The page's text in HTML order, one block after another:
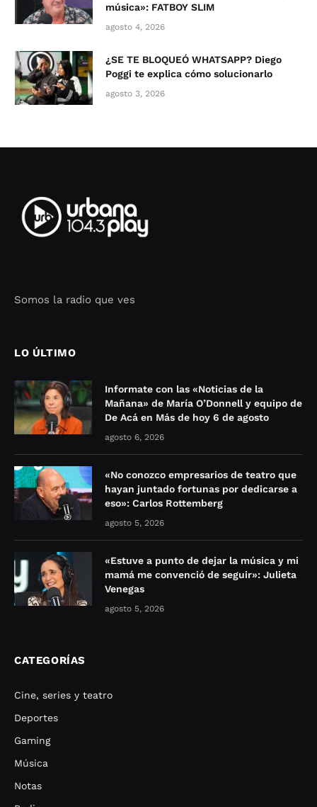
música»: FATBOY SLIM
agosto 4, 2026
¿SE TE BLOQUEÓ WHATSAPP? Diego
Poggi te explica cómo solucionarlo
agosto 3, 2026
Somos la radio que ves
LO ÚLTIMO
Informate con las «Noticias de la
Mañana» de María O’Donnell y equipo de
De Acá en Más de hoy 6 de agosto
agosto 6, 2026
«No conozco empresarios de teatro que
hayan juntado fortunas por dedicarse a
eso»: Carlos Rottemberg
agosto 5, 2026
«Estuve a punto de dejar la música y mi
mamá me convenció de seguir»: Julieta
Venegas
agosto 5, 2026
CATEGORÍAS
Cine, series y teatro
Deportes
Gaming
Música
Notas